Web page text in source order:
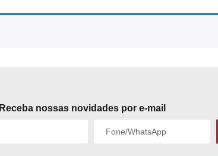
Receba nossas novidades por e-mail